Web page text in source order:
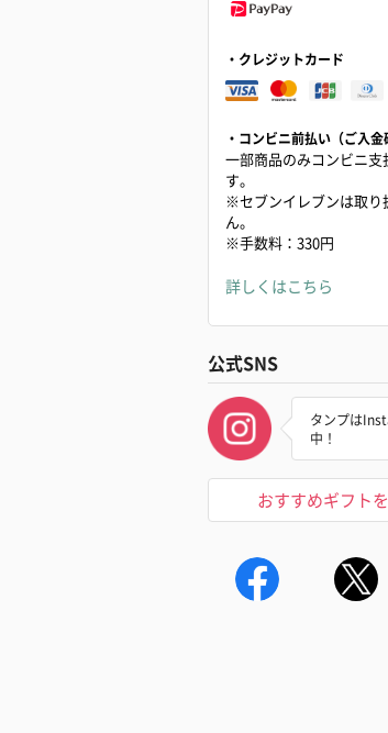
・クレジットカード
・コンビニ前払い（ご入金
一部商品のみコンビニ支
す。
※セブンイレブンは取り
ん。
※手数料：330円
詳しくはこちら
公式SNS
タンプは
中！
おすすめギフト